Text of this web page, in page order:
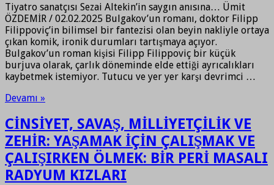
Tiyatro sanatçısı Sezai Altekin’in saygın anısına… Ümit
ÖZDEMİR / 02.02.2025 Bulgakov’un romanı, doktor Filipp
Filippoviç’in bilimsel bir fantezisi olan beyin nakliyle ortaya
çıkan komik, ironik durumları tartışmaya açıyor.
Bulgakov’un roman kişisi Filipp Filippoviç bir küçük
burjuva olarak, çarlık döneminde elde ettiği ayrıcalıkları
kaybetmek istemiyor. Tutucu ve yer yer karşı devrimci …
Devamı »
CİNSİYET, SAVAŞ, MİLLİYETÇİLİK VE
ZEHİR: YAŞAMAK İÇİN ÇALIŞMAK VE
ÇALIŞIRKEN ÖLMEK: BİR PERİ MASALI
RADYUM KIZLARI